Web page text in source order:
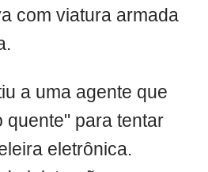
com viatura armada
a uma agente que
quente" para tentar
eletrônica.